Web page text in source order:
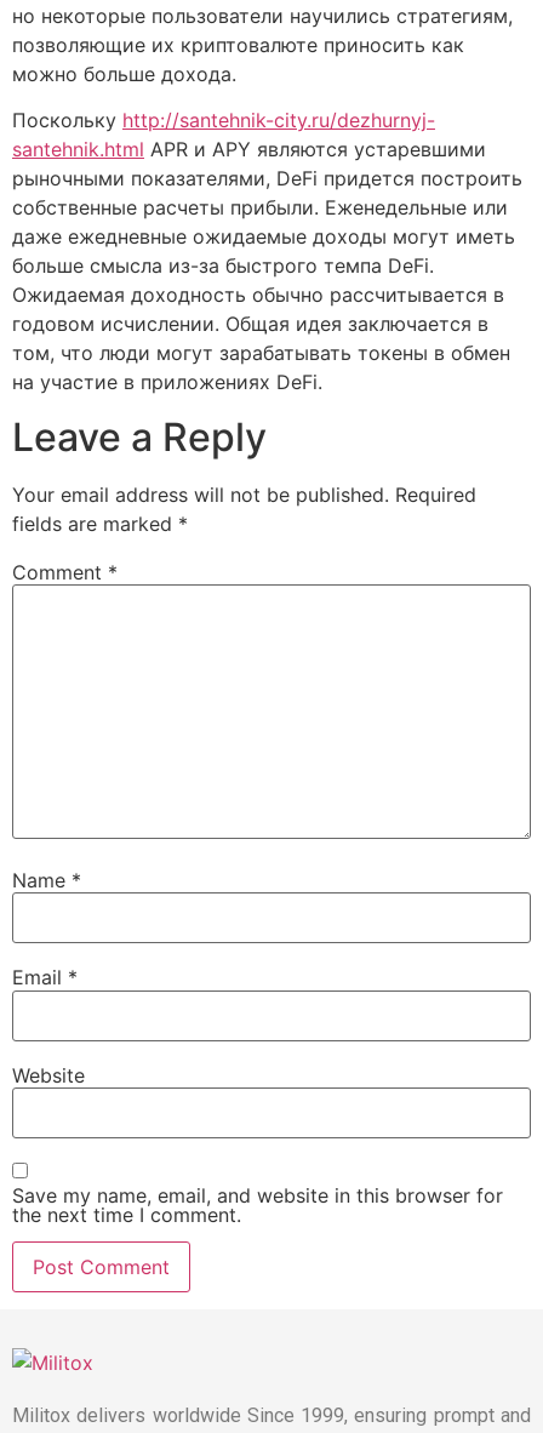
но некоторые пользователи научились стратегиям,
позволяющие их криптовалюте приносить как
можно больше дохода.
Поскольку http://santehnik-city.ru/dezhurnyj-
santehnik.html APR и APY являются устаревшими
рыночными показателями, DeFi придется построить
собственные расчеты прибыли. Еженедельные или
даже ежедневные ожидаемые доходы могут иметь
больше смысла из-за быстрого темпа DeFi.
Ожидаемая доходность обычно рассчитывается в
годовом исчислении. Общая идея заключается в
том, что люди могут зарабатывать токены в обмен
на участие в приложениях DeFi.
Leave a Reply
Your email address will not be published. Required
fields are marked *
Comment *
Name *
Email *
Website
Save my name, email, and website in this browser for
the next time I comment.
Militox delivers worldwide Since 1999, ensuring prompt and